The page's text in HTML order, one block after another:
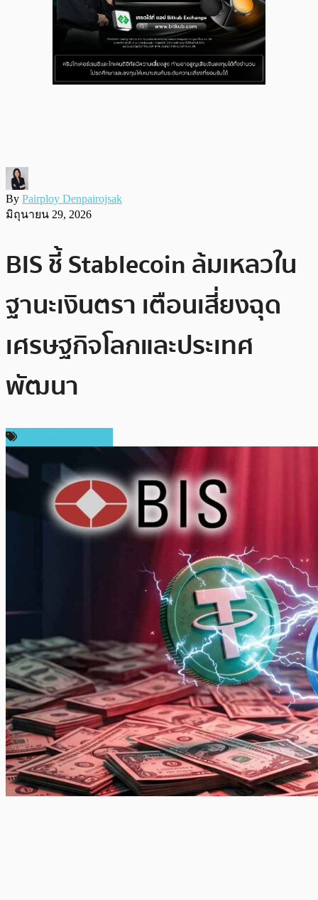
By Pairploy Denpairojsak
มิถุนายน 29, 2026
BIS ชี้ Stablecoin ล้มเหลวใน
ฐานะเงินตรา เตือนเสี่ยงฉุด
เศรษฐกิจโลกและประเทศ
พัฒนา